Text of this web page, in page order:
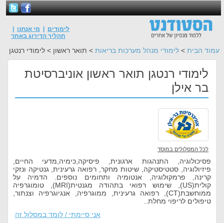
לימודים מי אנחנו
תהליך הדירוג באתר
עמוד הבית > לימודי מנהל מערכות בריאות > תואר ראשון > לימודי רנטגן
לימודי רנטגן תואר ראשון אוניברסיטת
בר אילן
לכל המסלולים במוסד
פסיכולוגיה, התנהגות ארגונית, פיסיקה,כימיה,מדעי החיים,
פיזיולוגיה, סטטיסטיקה, שיטות מחקר, רפואה גרעינית, גנטיקה ונזקי
קרינה, פרמקולוגיה, אנטומיה ותחומים נוספים. הדמיה על
קולית(US), שימוש רפואי בתהודה מגנטית(MRI), טומוגרפיה
ממוחשבת(CT), רפואה גרעינית, ממוגרפיה, אנגיוגרפיה וצנתור,
טיפולים לריפוי מחלת..
אני סיימתי / לומד במסלול זה